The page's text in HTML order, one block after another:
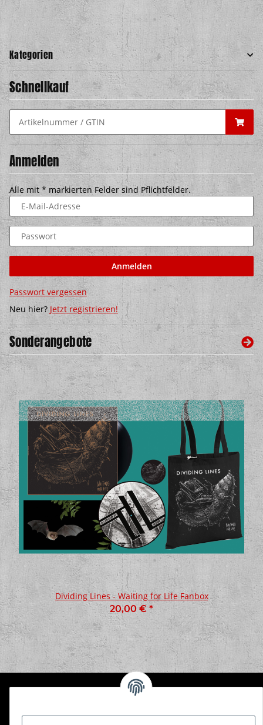
Kategorien
Schnellkauf
Anmelden
Alle mit * markierten Felder sind Pflichtfelder.
E-Mail-Adresse
Passwort
Anmelden
Passwort vergessen
Neu hier? Jetzt registrieren!
Sonderangebote
Dividing Lines - Waiting for Life Fanbox
20,00 €*